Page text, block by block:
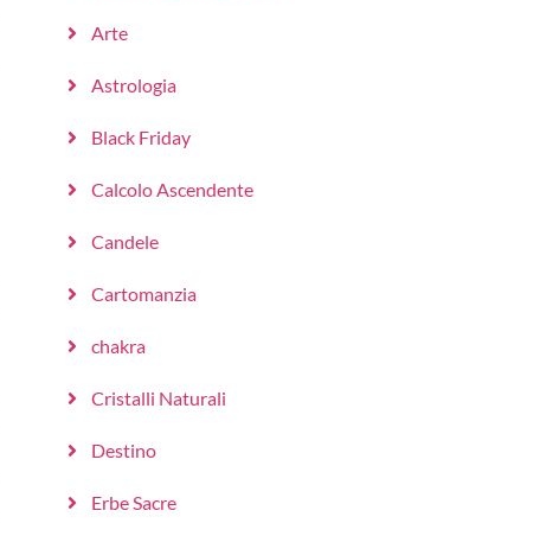
Arte
Astrologia
Black Friday
Calcolo Ascendente
Candele
Cartomanzia
chakra
Cristalli Naturali
Destino
Erbe Sacre